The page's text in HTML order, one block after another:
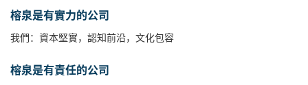
榕泉是有實力的公司
我們：資本堅實，認知前沿，文化包容
榕泉是有責任的公司